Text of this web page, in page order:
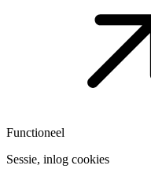
Functioneel
Sessie, inlog cookies